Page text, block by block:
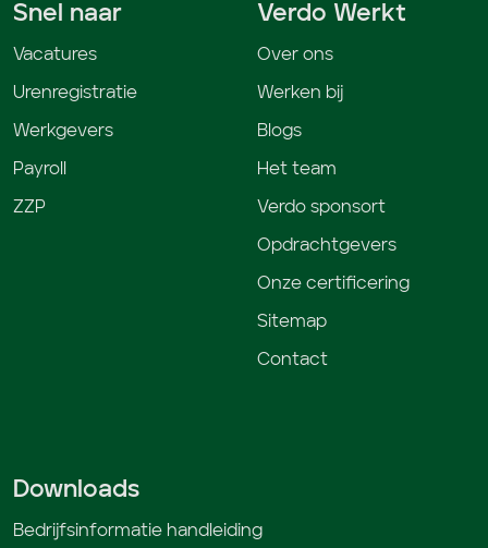
Snel naar
Vacatures
Urenregistratie
Werkgevers
Payroll
ZZP
Verdo Werkt
Over ons
Werken bij
Blogs
Het team
Verdo sponsort
Opdrachtgevers
Onze certificering
Sitemap
Contact
Downloads
Bedrijfsinformatie handleiding